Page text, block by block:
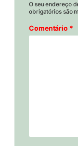
O seu endereço
obrigatórios são
Comentário *